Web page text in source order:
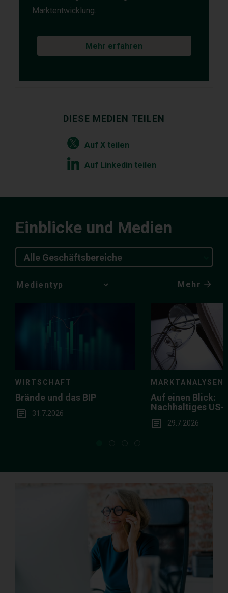
Marktentwicklung.
Mehr erfahren
DIESE MEDIEN TEILEN
Auf X teilen
Auf Linkedin teilen
Einblicke und Medien
Alle Geschäftsbereiche
Media
Mehr
WIRTSCHAFT
Brände und das BIP
31.7.2026
MARKTANALYSEN
Auf einen Blick:
Nachhaltiges US-
in der Breite
29.7.2026